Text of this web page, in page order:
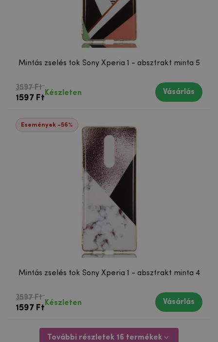
Mintás zselés tok Sony Xperia 1 - absztrakt minta 5
3597 Ft
1597 Ft
Készleten Vásárlás
Események -56%
Mintás zselés tok Sony Xperia 1 - absztrakt minta 4
3597 Ft
1597 Ft
Készleten Vásárlás
További részletek 16 termékek